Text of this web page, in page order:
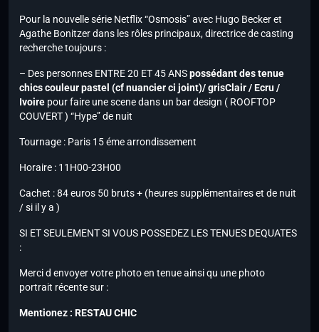
Pour la nouvelle série Netflix “Osmosis” avec Hugo Becker et
Agathe Bonitzer dans les rôles principaux, directrice de casting
recherche toujours :
– Des personnes ENTRE 20 ET 45 ANSpossédant des tenue
chics couleur pastel (cf nuancier ci joint)/ grisClair / Ecru /
Ivoire pour faire une scene dans un bar design ( ROOFTOP
COUVERT ) “Hype” de nuit
Tournage : Paris 15 éme arrondissement
Horaire : 11H00-23H00
Cachet : 84 euros 50 bruts + (heures supplémentaires et de nuit
/ si il y a )
SI ET SEULEMENT SI VOUS POSSEDEZ LES TENUES DEQUATES
:
Merci d envoyer votre photo en tenue ainsi qu une photo
portrait récente sur :
Mentionez : RESTAU CHIC